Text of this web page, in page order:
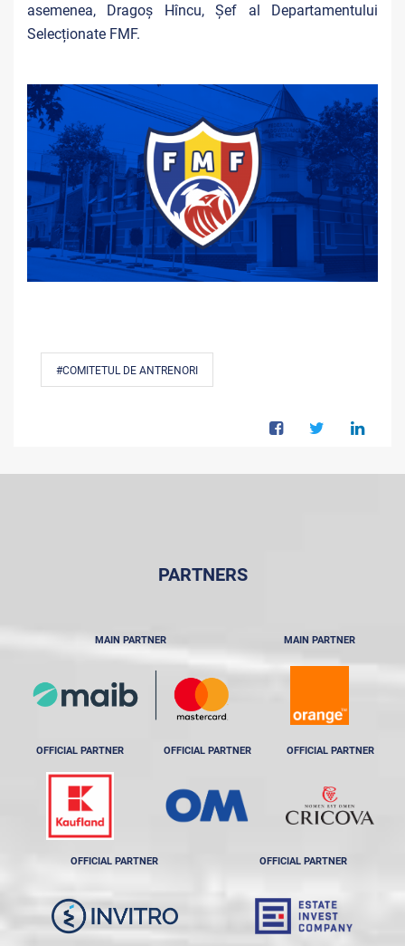
asemenea, Dragoș Hîncu, Șef al Departamentului
Selecționate FMF.
#COMITETUL DE ANTRENORI
PARTNERS
MAIN PARTNER MAIN PARTNER
OFFICIAL PARTNER OFFICIAL PARTNER OFFICIAL PARTNER
OFFICIAL PARTNER OFFICIAL PARTNER